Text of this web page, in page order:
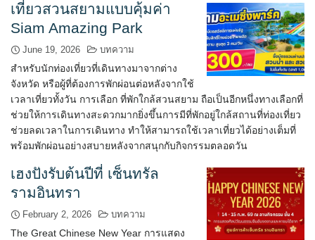
เที่ยวสวนสยามแบบคุ้มค่า
Siam Amazing Park
June 19, 2026 บทความ
สำหรับนักท่องเที่ยวที่เดินทางมาจากต่าง
จังหวัด หรือผู้ที่ต้องการพักผ่อนต่อหลังจากใช้
เวลาเที่ยวทั้งวัน การเลือก ที่พักใกล้สวนสยาม ถือเป็นอีกหนึ่งทางเลือกที่
ช่วยให้การเดินทางสะดวกมากยิ่งขึ้นการมีที่พักอยู่ใกล้สถานที่ท่องเที่ยว
ช่วยลดเวลาในการเดินทาง ทำให้สามารถใช้เวลาเที่ยวได้อย่างเต็มที่
พร้อมพักผ่อนอย่างสบายหลังจากสนุกกับกิจกรรมตลอดวัน
เฮงปังรับต้นปีที่ เซ็นทรัล
รามอินทรา
February 2, 2026 บทความ
The Great Chinese New Year การแสดง